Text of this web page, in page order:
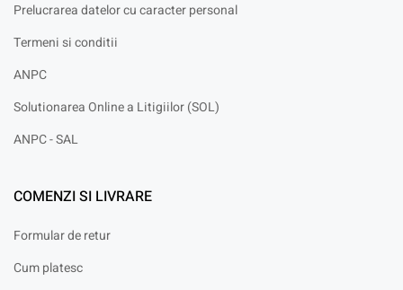
Prelucrarea datelor cu caracter personal
Termeni si conditii
ANPC
Solutionarea Online a Litigiilor (SOL)
ANPC - SAL
COMENZI SI LIVRARE
Formular de retur
Cum platesc